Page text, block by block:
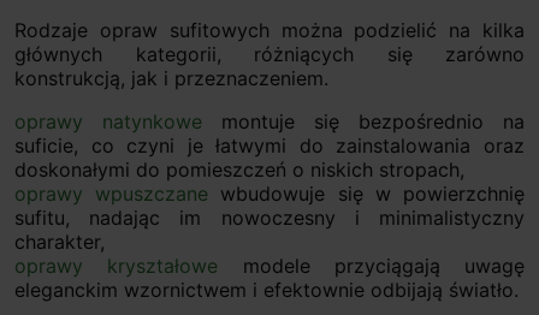
Rodzaje opraw sufitowych można podzielić na kilka
głównych kategorii, różniących się zarówno
konstrukcją, jak i przeznaczeniem.
oprawy natynkowe montuje się bezpośrednio na
suficie, co czyni je łatwymi do zainstalowania oraz
doskonałymi do pomieszczeń o niskich stropach,
oprawy wpuszczane wbudowuje się w powierzchnię
sufitu, nadając im nowoczesny i minimalistyczny
charakter,
oprawy kryształowe modele przyciągają uwagę
eleganckim wzornictwem i efektownie odbijają światło.